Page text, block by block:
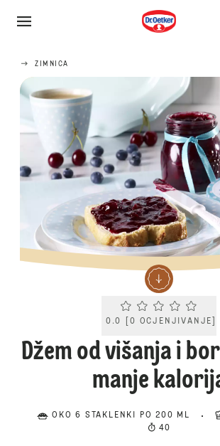
ZIMNICA
Current
0.0 [0 OCJENJIVANJE
Džem od višanja i
manje
OKO 6 STAKLENKI PO 200 ML
40